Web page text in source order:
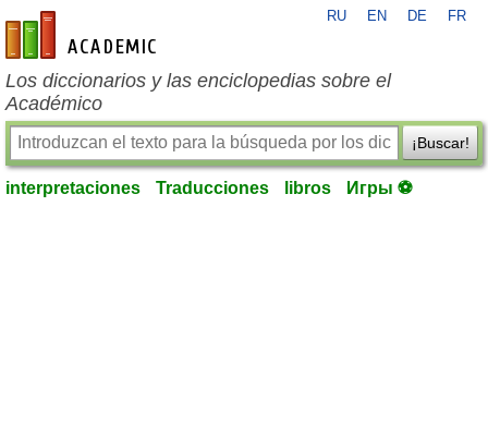
es-academic.com
RU EN DE FR
Los diccionarios y las enciclopedias sobre el
Académico
¡Buscar!
interpretaciones Traducciones libros Игры ⚽